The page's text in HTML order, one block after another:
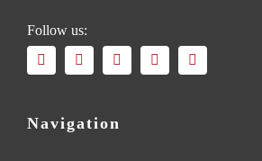
Follow us:
Navigation